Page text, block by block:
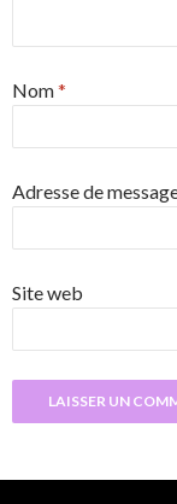
Nom*
Adresse de
Site web